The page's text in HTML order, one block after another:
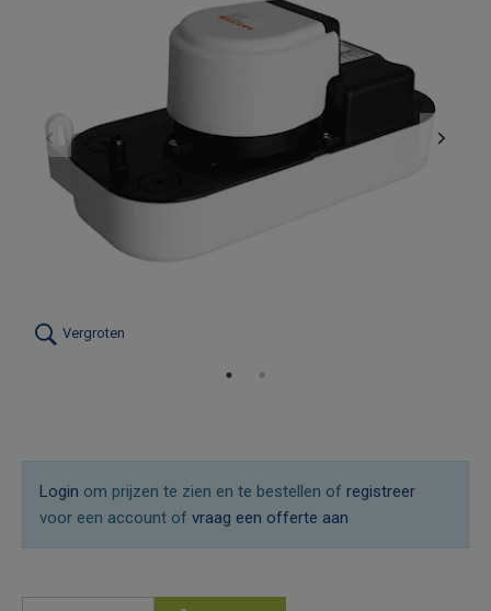
Vergroten
Login om prijzen te zien en te bestellen of registreer
voor een account of vraag een offerte aan